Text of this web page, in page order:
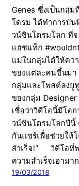
Genes ซึ่งเป็นกลุ่
โดรม ได้ทำการบัน
วน์ซินโดรมโลก ที่
แฮชแท็ก
แม่ในกลุ่มได้ให้คว
ของแต่ละคนขึ้นมา
กลุ่มและโพสต์ลงยู
ของกลุ่ม Designer
เชื่อว่าวิดีโอนี้มีโอ
วน์ซินโดรมโลกปีนี้
กันแชร์เพื่อช่วยให้
สำเร็จ!” วิดีโอที่พ
ความสำเร็จเอามา
19/03/2018